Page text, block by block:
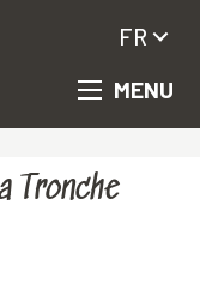
MENU
FR
Tronche